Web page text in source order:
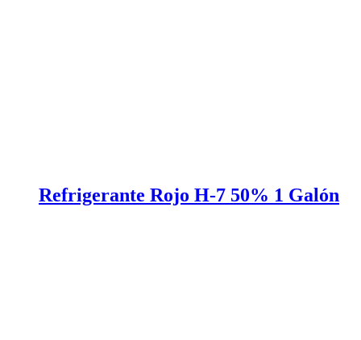
Refrigerante Rojo H-7 50% 1 Galón